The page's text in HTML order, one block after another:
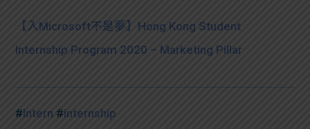
【入Microsoft不是夢】Hong Kong Student
Internship Program 2020 – Marketing Pillar
#Intern #internship